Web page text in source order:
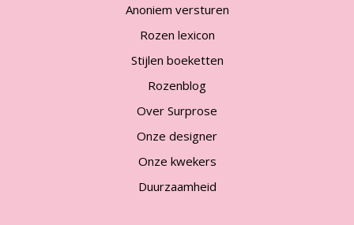
Anoniem versturen
Rozen lexicon
Stijlen boeketten
Rozenblog
Over Surprose
Onze designer
Onze kwekers
Duurzaamheid